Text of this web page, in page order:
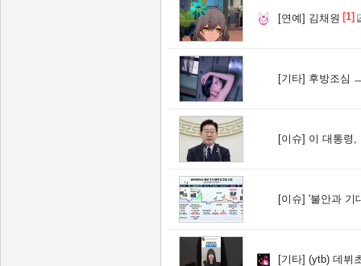
[연예] 김채원 [1]
[기타] 후방조심
[이슈] 이 대통령, ISA·
[이슈] '불안과 기대 사이'
[기타] (ytb) 데뷔초에